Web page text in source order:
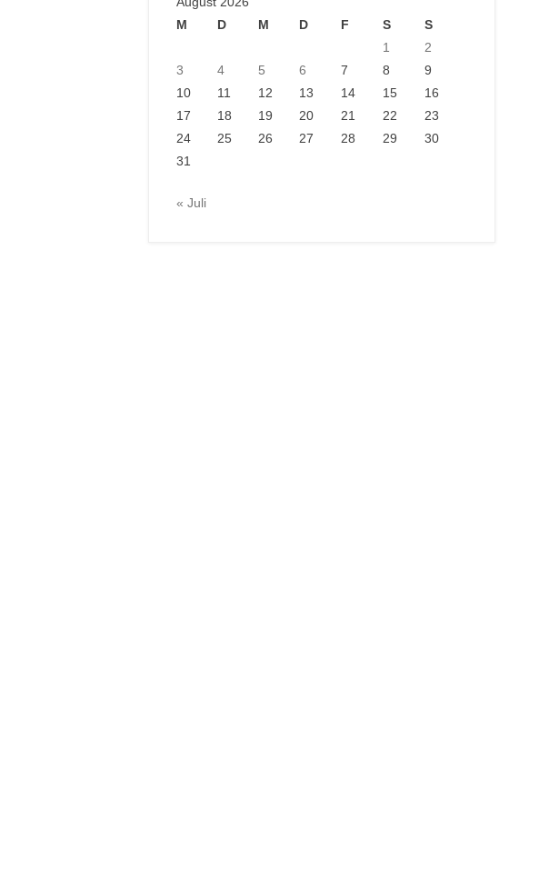
M
D M D F S
S
1
2
3
4 5 6 7 8
9
10
11 12 13 14 15
16
17
18 19 20 21 22
23
24
25 26 27 28 29
30
31
« Juli